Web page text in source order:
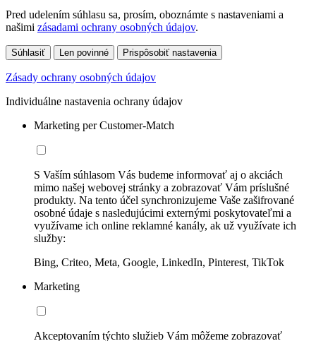
Pred udelením súhlasu sa, prosím, oboznámte s nastaveniami a
našimi zásadami ochrany osobných údajov.
Súhlasiť Len povinné Prispôsobiť nastavenia
Zásady ochrany osobných údajov
Individuálne nastavenia ochrany údajov
Marketing per Customer-Match
S Vaším súhlasom Vás budeme informovať aj o akciách
mimo našej webovej stránky a zobrazovať Vám príslušné
produkty. Na tento účel synchronizujeme Vaše zašifrované
osobné údaje s nasledujúcimi externými poskytovateľmi a
využívame ich online reklamné kanály, ak už využívate ich
služby:
Bing, Criteo, Meta, Google, LinkedIn, Pinterest, TikTok
Marketing
Akceptovaním týchto služieb Vám môžeme zobrazovať